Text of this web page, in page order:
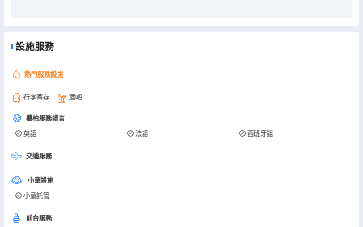
設施服務
熱門服務設施
行李寄存 酒吧
櫃枱服務語言
英語 法語 西班牙語
交通服務
小童設施
小童託管
前台服務